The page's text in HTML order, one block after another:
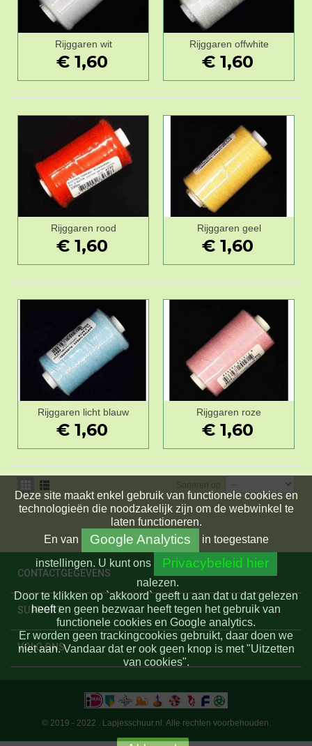
Rijggaren wit
€ 1,60
Rijggaren offwhite
€ 1,60
Rijggaren rood
€ 1,60
Rijggaren geel
€ 1,60
Rijggaren licht blauw
€ 1,60
Rijggaren roze
€ 1,60
Sorteren op
CONTACTGEGEVENS
SUPPORT
VOLG ONS
Deze site maakt enkel gebruik van functionele cookies en
technologieën die noodzakelijk zijn om de webwinkel te
laten functioneren.
En van Google Analytics
in toegestane
instellingen. U kunt ons Privacybeleid hier
nalezen.
Door te klikken op `akkoord` geeft u aan dat u dat gelezen
heeft en geen bezwaar heeft tegen het gebruik van
functionele cookies en Google analytics.
Er worden geen trackingcookies gebruikt, daar doen we
niet aan. Vandaar dat er ook geen knop is met "Uitzetten
van cookies".
© 2019 - 2022 . Lapjesschuur.nl. Alle rechten voorbehouden.